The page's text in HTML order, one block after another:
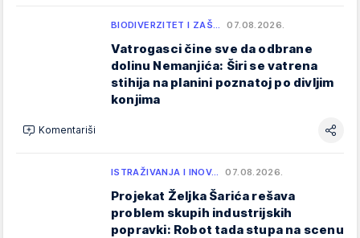
BIODIVERZITET I ZAŠ… 07.08.2026.
Vatrogasci čine sve da odbrane
dolinu Nemanjića: Širi se vatrena
stihija na planini poznatoj po divljim
konjima
Komentariši
ISTRAŽIVANJA I INOV… 07.08.2026.
Projekat Željka Šarića rešava
problem skupih industrijskih
popravki: Robot tada stupa na scenu